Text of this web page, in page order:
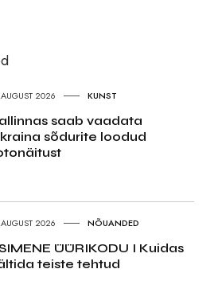
2026 KUNST
saab vaadata
sõdurite loodud
2026 NÕUANDED
ÜÜRIKODU I Kuidas
teiste tehtud